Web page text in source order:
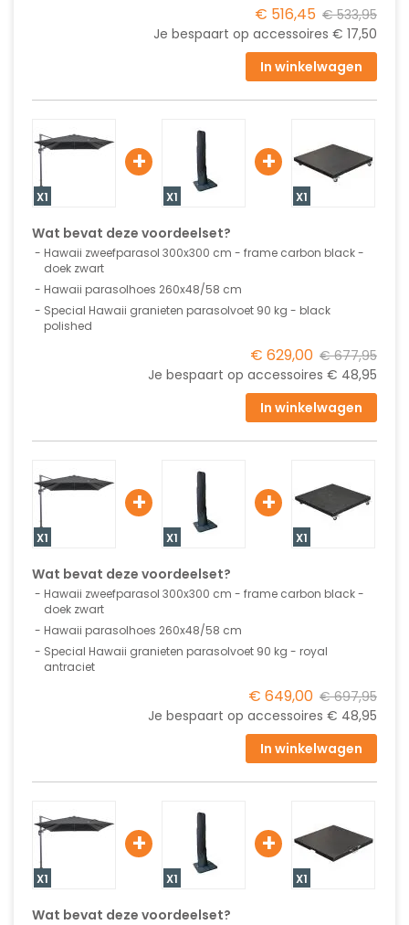
€ 516,45 € 533,95
Je bespaart op accessoires € 17,50
In winkelwagen
X1
+
X1
+
X1
Wat bevat deze voordeelset?
Hawaii zweefparasol 300x300 cm - frame carbon black -
doek zwart
Hawaii parasolhoes 260x48/58 cm
Special Hawaii granieten parasolvoet 90 kg - black
polished
€ 629,00 € 677,95
Je bespaart op accessoires € 48,95
In winkelwagen
X1
+
X1
+
X1
Wat bevat deze voordeelset?
Hawaii zweefparasol 300x300 cm - frame carbon black -
doek zwart
Hawaii parasolhoes 260x48/58 cm
Special Hawaii granieten parasolvoet 90 kg - royal
antraciet
€ 649,00 € 697,95
Je bespaart op accessoires € 48,95
In winkelwagen
X1
+
X1
+
X1
Wat bevat deze voordeelset?